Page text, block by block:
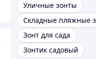
Уличные зонты
Зонт для сада
Зонтик садовый